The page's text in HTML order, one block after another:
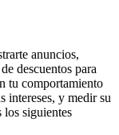
anuncios,
descuentos para
tu comportamiento
intereses, y medir su
siguientes